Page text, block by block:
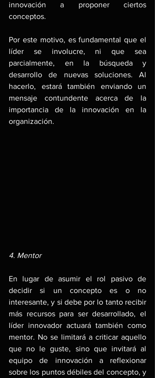
innovación a proponer ciertos
conceptos.
Por este motivo, es fundamental que el
líder se involucre, ni que sea
parcialmente, en la búsqueda y
desarrollo de nuevas soluciones. Al
hacerlo, estará también enviando un
mensaje contundente acerca de la
importancia de la innovación en la
organización.
4. Mentor
En lugar de asumir el rol pasivo de
decidir si un concepto es o no
interesante, y si debe por lo tanto recibir
más recursos para ser desarrollado, el
líder innovador actuará también como
mentor. No se limitará a criticar aquello
que no le guste, sino que invitará al
equipo de innovación a reflexionar
sobre los puntos débiles del concepto, y